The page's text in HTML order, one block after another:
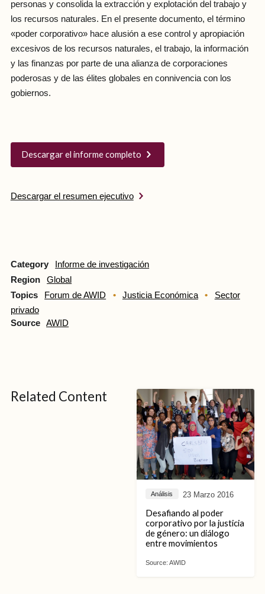
personas y consolida la extracción y explotación del trabajo y
los recursos naturales. En el presente documento, el término
«poder corporativo» hace alusión a ese control y apropiación
excesivos de los recursos naturales, el trabajo, la información
y las finanzas por parte de una alianza de corporaciones
poderosas y de las élites globales en connivencia con los
gobiernos.
Descargar el informe completo
Descargar el resumen ejecutivo
Category
Informe de investigación
Region
Global
Topics
Forum de AWID Justicia Económica
Sector
privado
Source
AWID
Related Content
Análisis 23 Marzo 2016
Desafiando al poder
corporativo por la justicia
de género: un diálogo
entre movimientos
Source: AWID